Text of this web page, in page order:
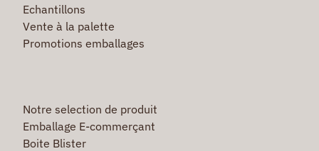
Echantillons
Vente à la palette
Promotions emballages
Notre selection de produit
Emballage E-commerçant
Boite Blister